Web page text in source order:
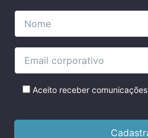
leave
this
field
empty.
leave
this
field
empty.
Aceito receber comunicações